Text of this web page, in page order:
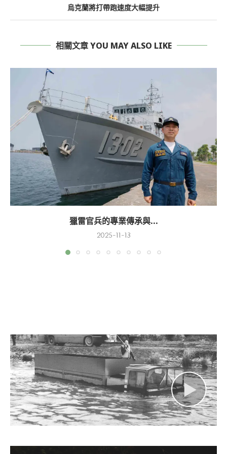
烏克蘭將打帶跑速度大幅提升
相關文章 YOU MAY ALSO LIKE
獵雷官兵的專業傳承與...
2025-11-13